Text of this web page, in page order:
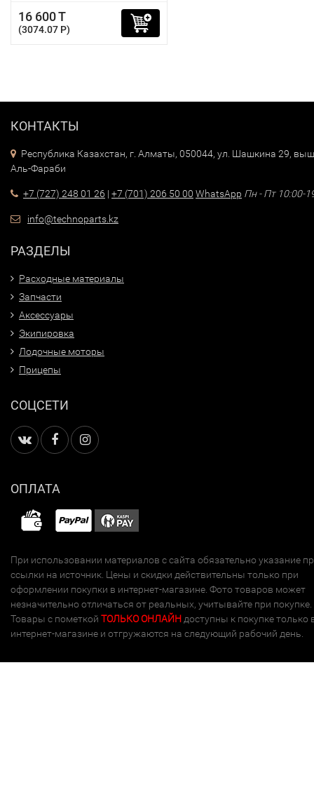
16 600 T
(3074.07 P)
КОНТАКТЫ
Республика Казахстан, г. Алматы, 050044, ул. Шашкина 29,
Аль-Фараби
+7 (727) 248 01 26 | +7 (701) 206 50 00 WhatsApp Пн - Пт 10:00-
info@technoparts.kz
РАЗДЕЛЫ
Расходные материалы
Запчасти
Аксессуары
Экипировка
Лодочные моторы
Прицепы
СОЦСЕТИ
ОПЛАТА
При использовании материалов с сайта обязательно указание
ссылки на источник. Цены и скидки действительны только при
оформлении покупки в интернет-магазине. Фото товаров может
незначительно отличаться от реальных, учитывайте при покупке.
Товары с пометкой ТОЛЬКО ОНЛАЙН доступны к покупке только
интернет-магазине и отгружаются на следующий рабочий день.